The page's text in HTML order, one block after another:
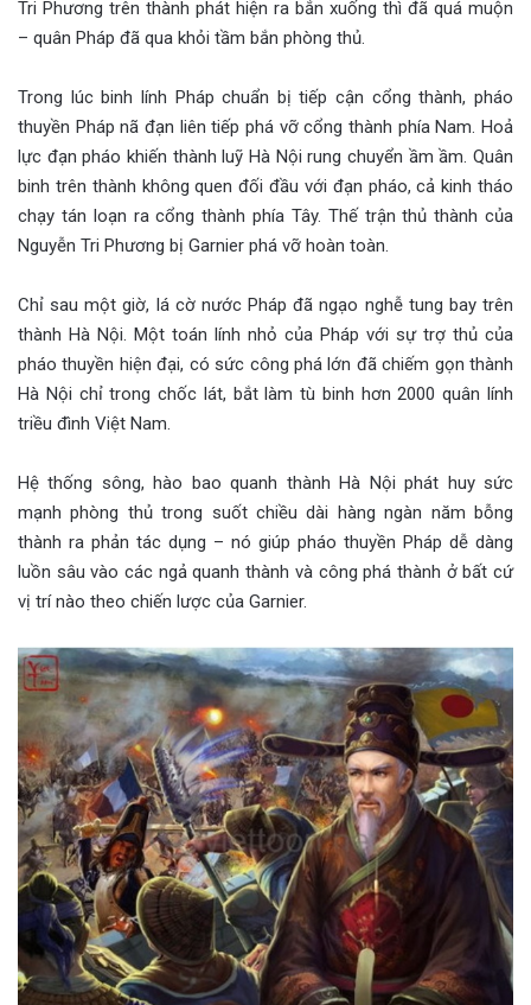
Tri Phương trên thành phát hiện ra bắn xuống thì đã quá muộn
– quân Pháp đã qua khỏi tầm bắn phòng thủ.
Trong lúc binh lính Pháp chuẩn bị tiếp cận cổng thành, pháo
thuyền Pháp nã đạn liên tiếp phá vỡ cổng thành phía Nam. Hoả
lực đạn pháo khiến thành luỹ Hà Nội rung chuyển ầm ầm. Quân
binh trên thành không quen đối đầu với đạn pháo, cả kinh tháo
chạy tán loạn ra cổng thành phía Tây. Thế trận thủ thành của
Nguyễn Tri Phương bị Garnier phá vỡ hoàn toàn.
Chỉ sau một giờ, lá cờ nước Pháp đã ngạo nghễ tung bay trên
thành Hà Nội. Một toán lính nhỏ của Pháp với sự trợ thủ của
pháo thuyền hiện đại, có sức công phá lớn đã chiếm gọn thành
Hà Nội chỉ trong chốc lát, bắt làm tù binh hơn 2000 quân lính
triều đình Việt Nam.
Hệ thống sông, hào bao quanh thành Hà Nội phát huy sức
mạnh phòng thủ trong suốt chiều dài hàng ngàn năm bỗng
thành ra phản tác dụng – nó giúp pháo thuyền Pháp dễ dàng
luồn sâu vào các ngả quanh thành và công phá thành ở bất cứ
vị trí nào theo chiến lược của Garnier.